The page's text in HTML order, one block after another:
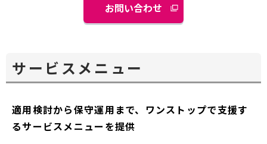
お問い合わせ 別
ウ
ウ
開
サービスメニュー
適用検討から保守運用まで、ワンストップで支援す
るサービスメニューを提供